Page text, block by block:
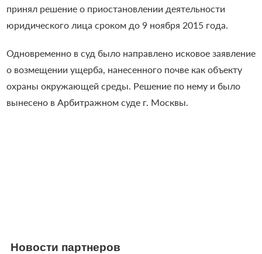
принял решение о приостановлении деятельности
юридического лица сроком до 9 ноября 2015 года.
Одновременно в суд было направлено исковое заявление
о возмещении ущерба, нанесенного почве как объекту
охраны окружающей среды. Решение по нему и было
вынесено в Арбитражном суде г. Москвы.
Новости партнеров